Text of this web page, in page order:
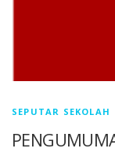
SEPUTAR SEKOLAH